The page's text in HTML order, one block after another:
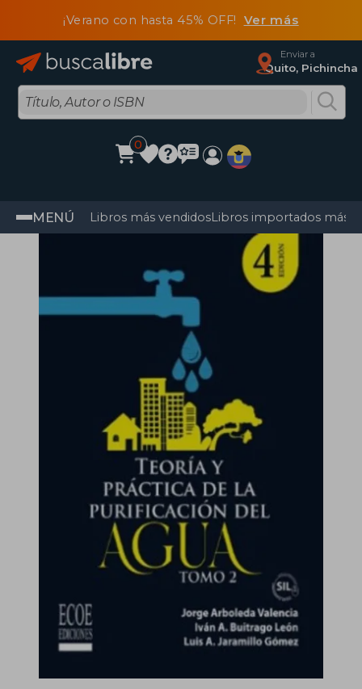
¡Verano con hasta 45% OFF! Ver más
Enviar a
Quito, Pichincha
0
MENÚ Libros más vendidosLibros importados más